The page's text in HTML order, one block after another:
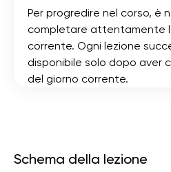
Per progredire nel corso, è
completare attentamente
corrente. Ogni lezione
disponibile solo dopo aver
del giorno corrente.
Schema della lezione